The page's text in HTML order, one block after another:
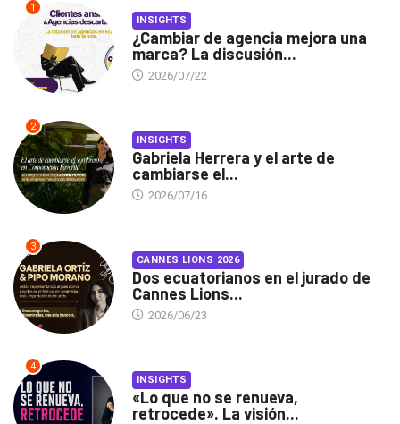
1
INSIGHTS
¿Cambiar de agencia mejora una
marca? La discusión...
2026/07/22
2
INSIGHTS
Gabriela Herrera y el arte de
cambiarse el...
2026/07/16
3
CANNES LIONS 2026
Dos ecuatorianos en el jurado de
Cannes Lions...
2026/06/23
4
INSIGHTS
«Lo que no se renueva,
retrocede». La visión...